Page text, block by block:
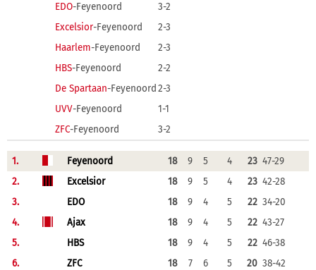
EDO-Feyenoord
3-2
Excelsior-Feyenoord
2-3
Haarlem-Feyenoord
2-3
HBS-Feyenoord
2-2
De Spartaan-Feyenoord 2-3
UVV-Feyenoord
1-1
ZFC-Feyenoord 3-2
1. Feyenoord 18 9 5 4 23 47-29
2.
Excelsior 18 9 5 4 23 42-28
3.
EDO 18 9 4 5 22 34-20
4.
Ajax 18 9 4 5 22 43-27
5.
HBS 18 9 4 5 22 46-38
6.
ZFC 18 7 6 5 20 38-42